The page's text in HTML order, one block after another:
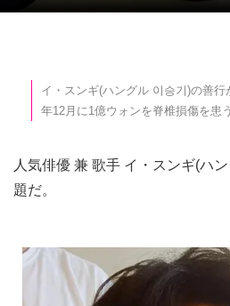
イ・スンギ(ハングル 이승기)の善
年12月に1億ウォンを脊椎損傷を患
人気俳優 兼 歌手 イ・スンギ(ハ
題だ。